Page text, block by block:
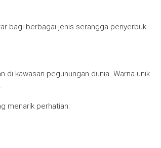
bagi berbagai jenis serangga penyerbuk.
di kawasan pegunungan dunia. Warna unik
menarik perhatian.